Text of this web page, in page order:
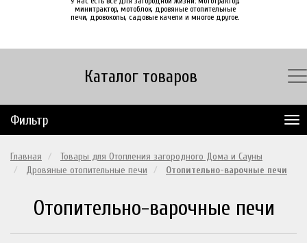
минитрактор, мотоблок, дровяные отопительные
печи, дровоколы, садовые качели и многое другое.
Каталог товаров
Фильтр
Главная
Товары для Отопления загородного Дома и Сауны
Дровяные отопительные печи
Отопительно-варочные печи
Отопительно-варочные печи